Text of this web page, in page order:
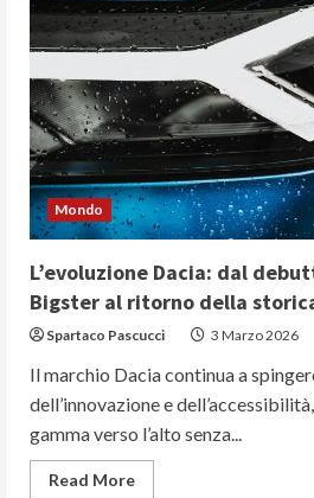
al
nuovo
universo
al
debutto
in
Cina
Mondo
L’evoluzione Dacia: dal
Bigster al ritorno della
Spartaco Pascucci 3 Marzo 2026
Il marchio Dacia continua a
dell’innovazione e
gamma verso l’alto senza...
Read MoreRead